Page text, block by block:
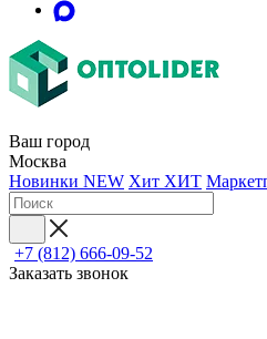
Ваш город
Москва
Новинки NEW Хит ХИТ
+7 (812) 666-09-52
Заказать звонок